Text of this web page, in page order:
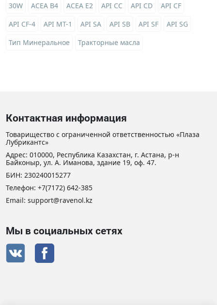
30W ACEA B4 ACEA E2 API CC API CD
API CF
API CF-4
API MT-1 API SA API SB API SF
API SG
Тип Минеральное
Тракторные масла
Контактная информация
Товарищество с ограниченной ответственностью «Плаза
Лубрикантс»
Адрес: 010000, Республика Казахстан, г. Астана, р-н
Байконыр, ул. А. Иманова, здание 19, оф. 47.
БИН: 230240015277
Телефон: +7(7172) 642-385
Email: support@ravenol.kz
Мы в социальных сетях